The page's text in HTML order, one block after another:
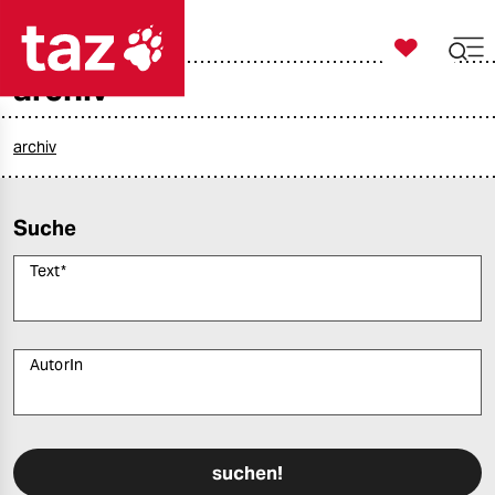
politik
gesellschaft
sport

taz zahl ich
archiv
archiv
Suche
Text*
AutorIn